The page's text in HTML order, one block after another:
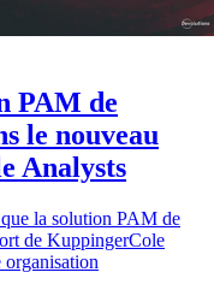
PAM de
le nouveau
Analysts
la solution PAM de
de KuppingerCole